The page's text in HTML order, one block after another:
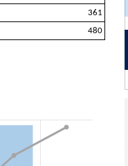
361
480